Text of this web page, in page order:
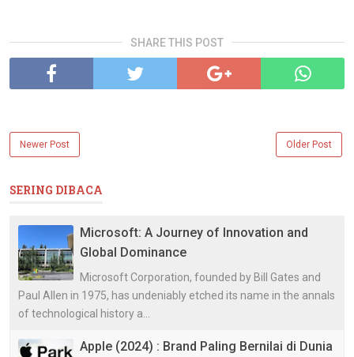
SHARE THIS POST
Newer Post Older Post
SERING DIBACA
Microsoft: A Journey of Innovation and
Global Dominance
Microsoft Corporation, founded by Bill Gates and
Paul Allen in 1975, has undeniably etched its name in the annals
of technological history a...
Apple (2024) : Brand Paling Bernilai di Dunia